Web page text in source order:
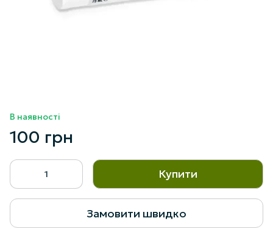
В наявності
100 грн
Купити
Замовити швидко